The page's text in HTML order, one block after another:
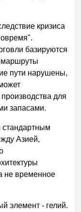
кризиса
базируются
маршруты
пути нарушены,
для
запасами.
Азией,
не временное
элемент - гелий.